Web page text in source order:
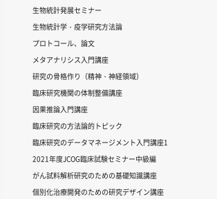
生物統計発展セミナー
生物統計学・疫学研究方法論
プロトコール、論文
メタアナリシス入門講座
研究の骨格作り（精神・神経領域）
臨床研究機関の体制整備講座
因果推論入門講座
臨床研究の方法論的トピック
臨床研究のデータマネージメント入門講座1
2021年度JCOG臨床試験セミナー中級編
がん試料解析研究のための基礎知識講座
個別化治療開発のための研究デザイン講座